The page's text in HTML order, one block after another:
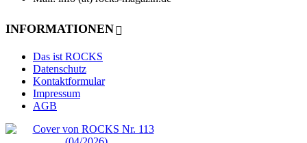
INFORMATIONEN
Das ist ROCKS
Datenschutz
Kontaktformular
Impressum
AGB